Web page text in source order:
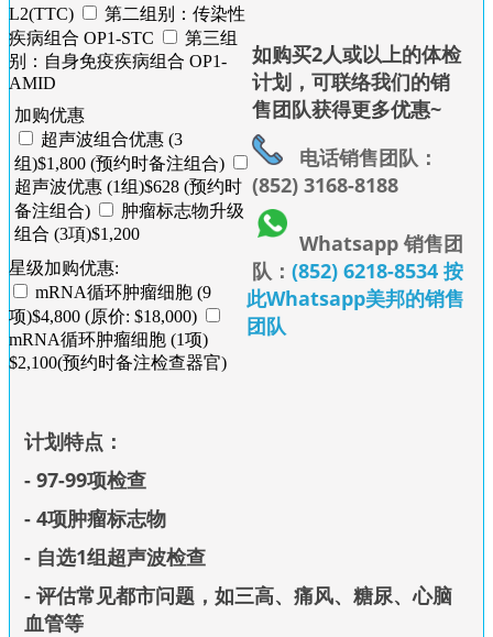
L2(TTC)
第二组别：传染性
疾病组合 OP1-STC
第三组
别：自身免疫疾病组合 OP1-
AMID
加购优惠
超声波组合优惠 (3
组)$1,800 (预约时备注组合)
超声波优惠 (1组)$628 (预约时
备注组合)
肿瘤标志物升级
组合 (3項)$1,200
星级加购优惠:
mRNA循环肿瘤细胞 (9
项)$4,800 (原价: $18,000)
mRNA循环肿瘤细胞 (1项)
$2,100(预约时备注检查器官)
如购买2人或以上的体检
计划，可联络我们的销
售团队获得更多优惠~
电话销售团队：
(852) 3168-8188
Whatsapp 销售团
队： (852) 6218-8534 按
此Whatsapp美邦的销售
团队
计划特点：
- 97-99项检查
- 4项肿瘤标志物
- 自选1组超声波检查
- 评估常见都市问题，如三高、痛风、糖尿、心脑
血管等